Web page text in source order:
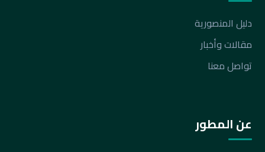
دليل المنصورية
مقالات وأخبار
تواصل معنا
عن المطور